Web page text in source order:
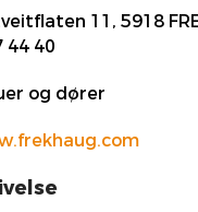
11, 5918
44 40
og dører